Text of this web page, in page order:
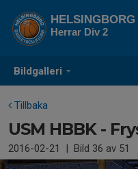
Bildgalleri
Herrar Div 2
Tillbaka
USM HBBK -
2016-02-21 | Bild 36 av 51